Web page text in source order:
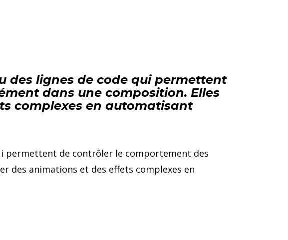
des lignes de code qui permettent
dans une composition. Elles
complexes en automatisant
permettent de contrôler le comportement des
des animations et des effets complexes en